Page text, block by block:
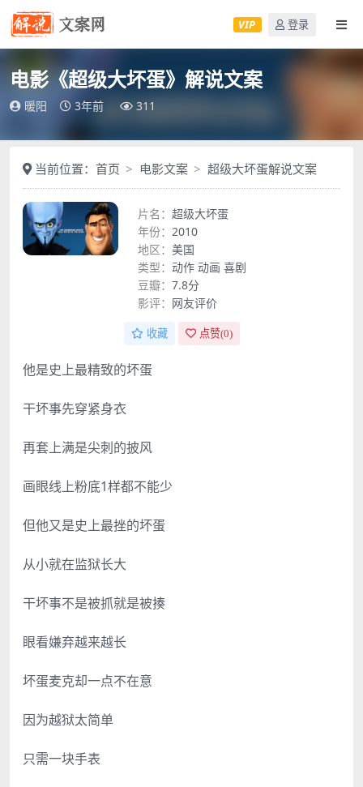
VIP 登录
电影《超级大坏蛋》解说文案
暖阳 3年前 311
当前位置： 首页 电影文案 超级大坏蛋解说文案
片名： 超级大坏蛋
年份： 2010
地区： 美国
类型： 动作 动画 喜剧
豆瓣： 7.8分
影评： 网友评价
收藏 点赞(0)
他是史上最精致的坏蛋
干坏事先穿紧身衣
再套上满是尖刺的披风
画眼线上粉底1样都不能少
但他又是史上最挫的坏蛋
从小就在监狱长大
干坏事不是被抓就是被揍
眼看嫌弃越来越长
坏蛋麦克却一点不在意
因为越狱太简单
只需一块手表